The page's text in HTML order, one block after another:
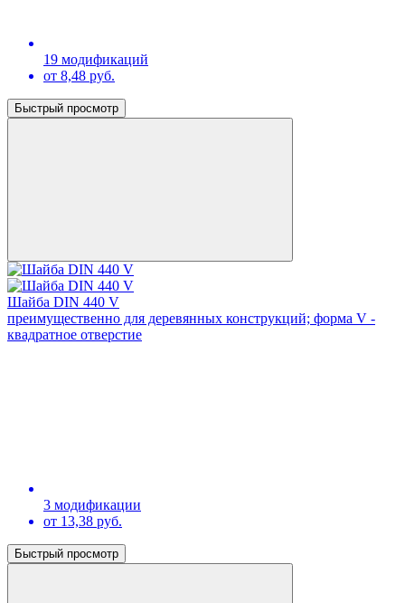
19 модификаций
от 8,48 руб.
Быстрый просмотр
Шайба DIN 440 V
преимущественно для деревянных конструкций; форма V -
квадратное отверстие
3 модификации
от 13,38 руб.
Быстрый просмотр